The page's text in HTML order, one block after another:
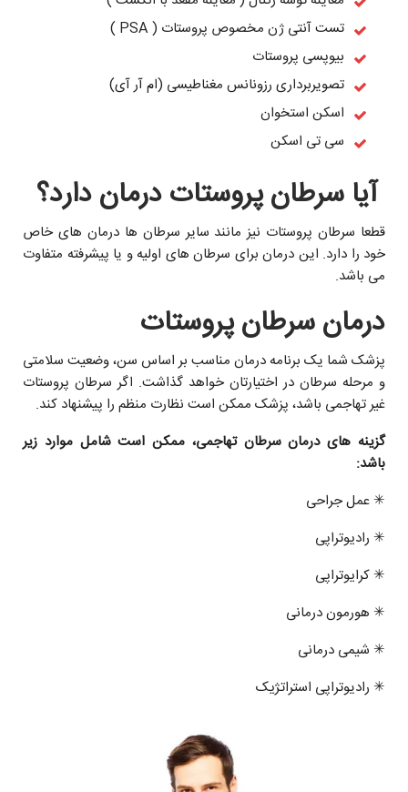
تست آنتی ژن مخصوص پروستات ( PSA )
بیوپسی پروستات
تصویربرداری رزونانس مغناطیسی (ام آر آى)
اسکن استخوان
سى تى اسکن
آیا سرطان پروستات درمان دارد؟
قطعا سرطان پروستات نیز مانند سایر سرطان ها درمان های خاص
خود را دارد. این درمان برای سرطان های اولیه و یا پیشرفته متفاوت
می باشد.
درمان سرطان پروستات
پزشک شما یک برنامه درمان مناسب بر اساس سن، وضعیت سلامتی
و مرحله سرطان در اختيارتان خواهد گذاشت. اگر سرطان پروستات
غير تهاجمى باشد، پزشک ممکن است نظارت منظم را پيشنهاد کند.
گزينه هاى درمان سرطان تهاجمی، ممکن است شامل موارد زير
باشد:
✳ عمل جراحی
✳ راديوتراپى
✳ کرايوتراپى
✳ هورمون درمانی
✳ شیمی درمانی
✳ رادیوتراپی استراتژيک